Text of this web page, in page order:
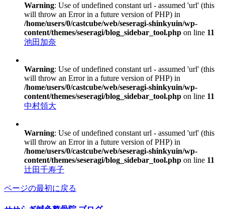
Warning: Use of undefined constant url - assumed 'url' (this
will throw an Error in a future version of PHP) in
/home/users/0/castcube/web/seseragi-shinkyuin/wp-
content/themes/seseragi/blog_sidebar_tool.php on line 11
池田加奈
Warning: Use of undefined constant url - assumed 'url' (this
will throw an Error in a future version of PHP) in
/home/users/0/castcube/web/seseragi-shinkyuin/wp-
content/themes/seseragi/blog_sidebar_tool.php on line 11
中村領大
Warning: Use of undefined constant url - assumed 'url' (this
will throw an Error in a future version of PHP) in
/home/users/0/castcube/web/seseragi-shinkyuin/wp-
content/themes/seseragi/blog_sidebar_tool.php on line 11
辻田千寿子
ページの最初に戻る